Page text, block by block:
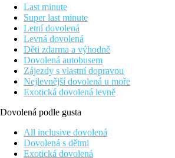
Vhodné pro rodiny s dětmi i pro páry
V blízkosti písečné pláže v pozvolným
Poloha
Hotel je umístěn v centru oblíbeného
přes pobřežní promenádu. Letiště v
Vybavení
Celkem 200 pokojů v 14 patrech,
obchodní arkáda
Pokoje
Dvoulůžkový pokoj:
Last minute
Super last minute
Letní dovolená
Levná dovolená
Děti zdarma a výhodně
Dovolená autobusem
Zájezdy s vlastní dopravou
Nejlevnější dovolená u moře
Exotická dovolená levně
Dovolená podle gusta
All inclusive dovolená
Dovolená s dětmi
Exotická dovolená